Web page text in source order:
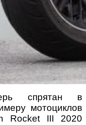
спрятан в
мотоциклов
Rocket III 2020